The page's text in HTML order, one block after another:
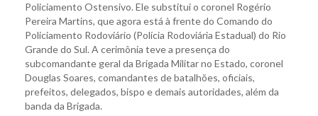
Policiamento Ostensivo. Ele substitui o coronel Rogério
Pereira Martins, que agora está à frente do Comando do
Policiamento Rodoviário (Polícia Rodoviária Estadual) do Rio
Grande do Sul. A cerimônia teve a presença do
subcomandante geral da Brigada Militar no Estado, coronel
Douglas Soares, comandantes de batalhões, oficiais,
prefeitos, delegados, bispo e demais autoridades, além da
banda da Brigada.